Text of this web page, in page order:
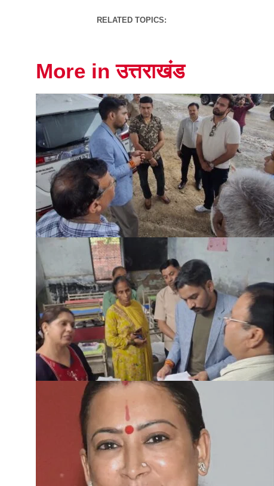
RELATED TOPICS:
More in उत्तराखंड